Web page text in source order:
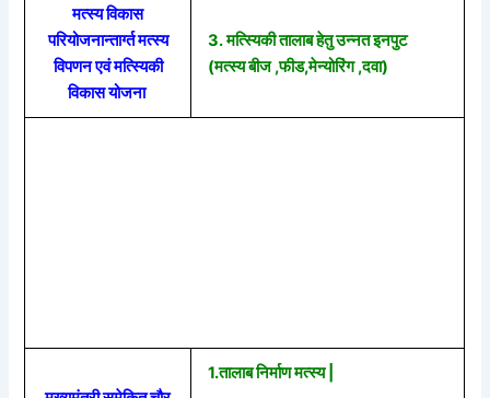
मत्स्य विकास
परियोजनान्तार्ग्त मत्स्य
विपणन एवं मत्स्यिकी
विकास योजना
3. मत्स्यिकी तालाब हेतु उन्नत इनपुट
(मत्स्य बीज ,फीड,मेन्योरिंग ,दवा)
1.तालाब निर्माण मत्स्य |